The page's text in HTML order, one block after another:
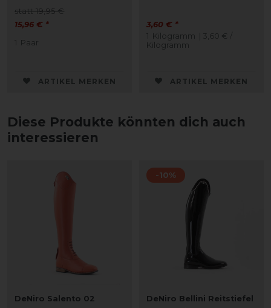
statt 19,95 €
15,96 € *
1 Paar
ARTIKEL MERKEN
3,60 € *
1 Kilogramm
| 3,60 € /
Kilogramm
ARTIKEL MERKEN
Diese Produkte könnten dich auch
interessieren
DeNiro Salento 02
-10%
DeNiro Bellini Reitstiefel